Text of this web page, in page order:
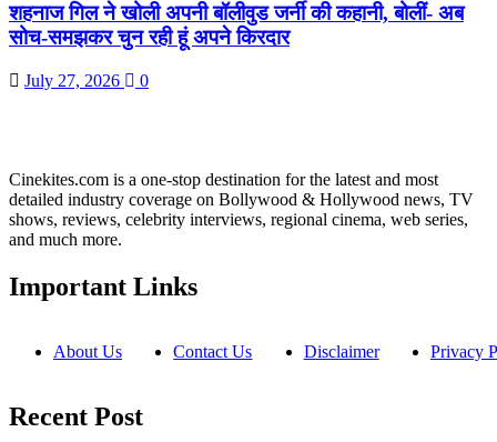
शहनाज गिल ने खोली अपनी बॉलीवुड जर्नी की कहानी, बोलीं- अब
सोच-समझकर चुन रही हूं अपने किरदार
July 27, 2026 0
Cinekites.com is a one-stop destination for the latest and most
detailed industry coverage on Bollywood & Hollywood news, TV
shows, reviews, celebrity interviews, regional cinema, web series,
and much more.
Important Links
About Us Contact Us Disclaimer Privacy
Recent Post